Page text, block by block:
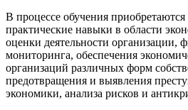
В процессе обучения
практические навыки в области
оценки деятельности организации,
мониторинга, обеспечения
организаций различных форм
предотвращения и выявления
экономики, анализа рисков и